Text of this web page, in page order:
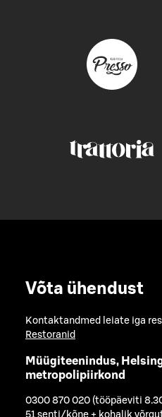
Võta ühendust
Kontaktandmed leiate iga
Restoranid
Müügiteenindus,
metropolipiirkond
0300 870 020 (tööpäeviti
51 senti/kõne + kohalik